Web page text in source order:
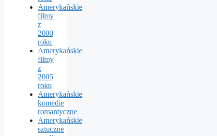
Amerykańskie
filmy
z
2000
roku
Amerykańskie
filmy
z
2005
roku
Amerykańskie
komedie
romantyczne
Amerykańskie
sztuczne